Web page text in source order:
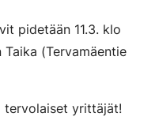
pidetään 11.3. klo
(Tervamäentie
tervolaiset yrittäjät!